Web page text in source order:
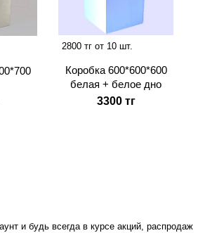
2800 тг от 10 шт.
Коробка 600*600*600
белая + белое дно
3300 тг
и будь всегда в курсе акций, распродаж